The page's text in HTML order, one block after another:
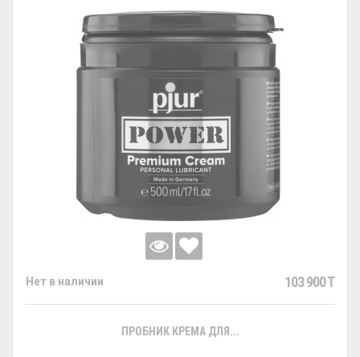
Нет в наличии 103 900 T
ПРОБНИК КРЕМА ДЛЯ...